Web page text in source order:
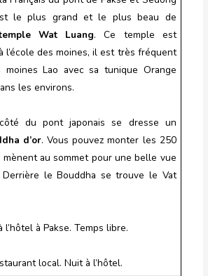
le plus grand et le plus beau de
Wat Luang. Ce temple est
l’école des moines, il est très fréquent
Lao avec sa tunique Orange
les environs.
du pont japonais se dresse un
d’or. Vous pouvez monter les 250
mènent au sommet pour une belle vue
le Bouddha se trouve le Vat
l’hôtel à Pakse. Temps libre.
local. Nuit à l’hôtel.